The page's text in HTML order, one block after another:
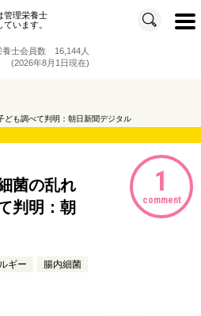
管理栄養士
います。
t
o
i
士会員数 16,144人
(2026年8月1日現在)
ども調べて判明：朝日新聞デジタル
菌の乱れ
判明：朝
ギー 腸内細菌
1
comment